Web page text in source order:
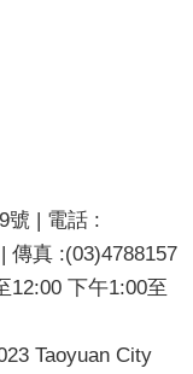
號 | 電話 :
傳真 :(03)4788157
12:00 下午1:00至
Taoyuan City